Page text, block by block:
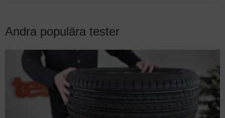
Andra populära tester